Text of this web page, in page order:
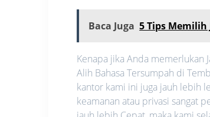
Baca Juga 5 Tips
Kenapa jika Anda memerlukan
Alih Bahasa Tersumpah di
kantor kami ini juga jauh lebih
keamanan atau privasi sangat